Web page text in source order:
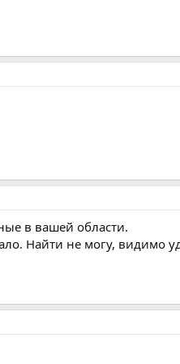
в вашей области.
Найти не могу, видимо